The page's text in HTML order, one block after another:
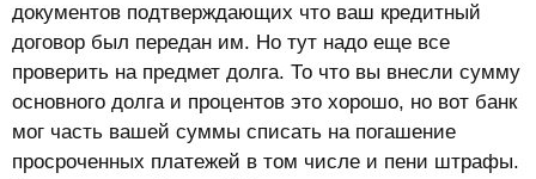
документов подтверждающих что ваш кредитный
договор был передан им. Но тут надо еще все
проверить на предмет долга. То что вы внесли сумму
основного долга и процентов это хорошо, но вот банк
мог часть вашей суммы списать на погашение
просроченных платежей в том числе и пени штрафы.